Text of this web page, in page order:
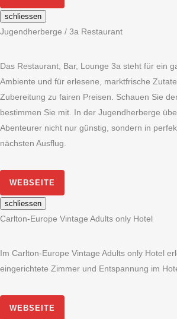
schliessen
Jugendherberge / 3a Restaurant
Das Restaurant, Bar, Lounge 3a steht für ein
Ambiente und für erlesene, marktfrische
Zubereitung zu fairen Preisen. Schauen Sie
bestimmen Sie mit. In der Jugendherberge
Abenteurer nicht nur günstig, sondern in
nächsten Ausflug.
WEBSEITE
schliessen
Carlton-Europe Vintage Adults only Hotel
Im Carlton-Europe Vintage Adults only Hotel
eingerichtete Zimmer und Entspannung im
WEBSEITE